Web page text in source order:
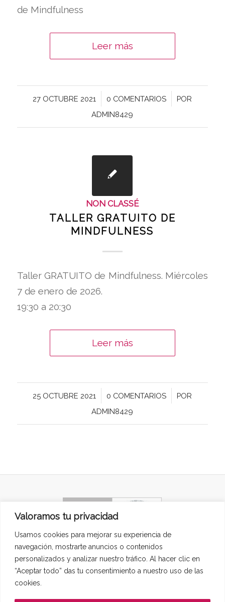
Valoramos tu privacidad
Usamos cookies para mejorar su experiencia de
navegación, mostrarte anuncios o contenidos
personalizados y analizar nuestro tráfico. Al hacer clic en
“Aceptar todo” das tu consentimiento a nuestro uso de las
cookies.
de Mindfulness
Leer más
27 OCTUBRE 2021
/ 0 COMENTARIOS
/
POR
ADMIN8429
NON CLASSÉ
TALLER GRATUITO DE
MINDFULNESS
Taller GRATUITO de Mindfulness. Miércoles
7 de enero de 2026.
19:30 a 20:30
Leer más
25 OCTUBRE 2021
/ 0 COMENTARIOS
/
POR
ADMIN8429
Teléfono de información: +34 669509411
E-mail: almdeand@ucm.es